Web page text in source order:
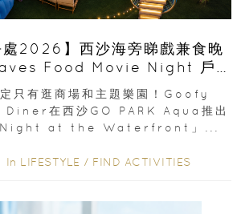
處2026】西沙海旁睇戲兼食晚
Food Movie Night 戶
場只有逛商場和主題樂園！Goofy
在西沙GO PARK Aqua推出
Night at the Waterfront」...
In LIFESTYLE / FIND ACTIVITIES